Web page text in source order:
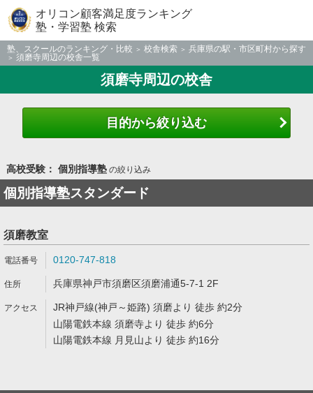
オリコン顧客満足度ランキング
塾・学習塾 検索
塾、スクールのランキング・比較 校舎検索
兵庫県の駅・市区町村から探す
須磨寺周辺の校舎一覧
須磨寺周辺の校舎
目的から絞り込む
高校受験： 個別指導塾の絞り込み
個別指導塾スタンダード
須磨教室
0120-747-818
兵庫県神戸市須磨区須磨浦通5-7-1 2F
JR神戸線(神戸～姫路) 須磨より 徒歩 約2分
山陽電鉄本線 須磨寺より 徒歩 約6分
山陽電鉄本線 月見山より 徒歩 約16分